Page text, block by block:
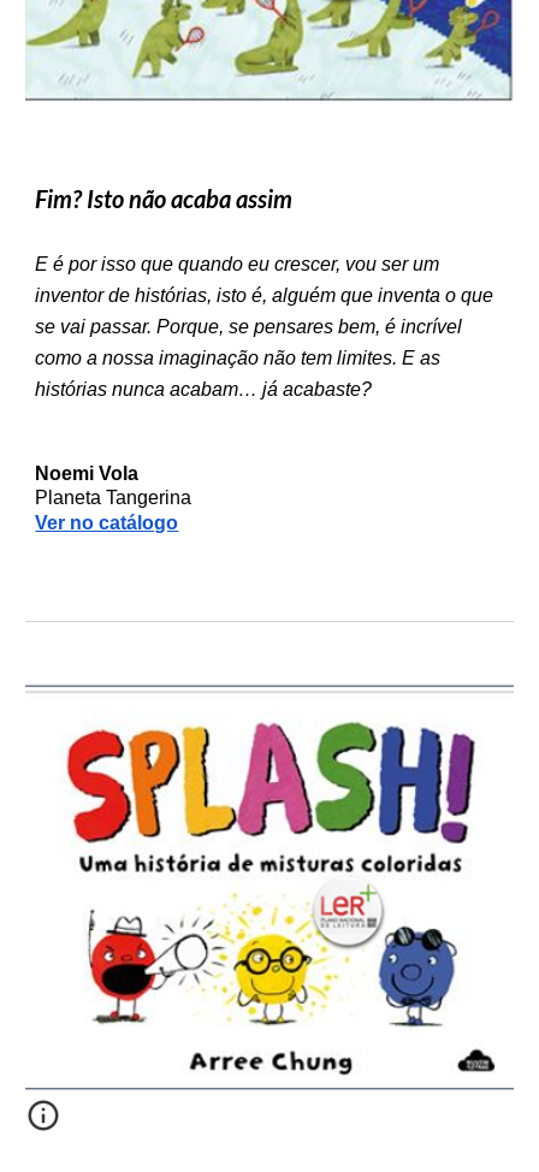
Fim? Isto não acaba assim
E é por isso que quando eu crescer, vou ser um
inventor de histórias, isto é, alguém que inventa o que
se vai passar. Porque, se pensares bem, é incrível
como a nossa imaginação não tem limites. E as
histórias nunca acabam… já acabaste?
Noemi Vola
Planeta Tangerina
Ver no catálogo